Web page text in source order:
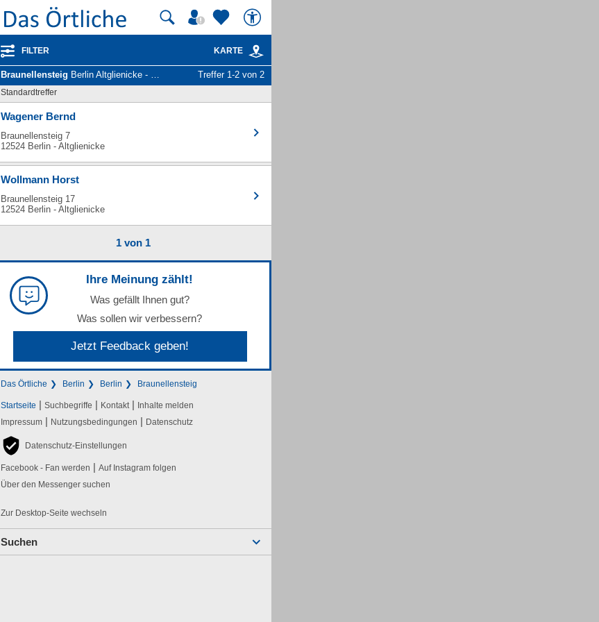
FILTER KARTE
Braunellensteig Berlin Altglienicke - Unternehmen und Personen Treffer 1-2 von 2
Standardtreffer
Wagener Bernd
Braunellensteig 7
12524 Berlin - Altglienicke
Wollmann Horst
Braunellensteig 17
12524 Berlin - Altglienicke
1 von 1
Ihre Meinung zählt!
Was gefällt Ihnen gut?
Was sollen wir verbessern?
Jetzt Feedback geben!
Das Örtliche Berlin Berlin Braunellensteig
Startseite | Suchbegriffe | Kontakt | Inhalte melden
Impressum | Nutzungsbedingungen | Datenschutz
Datenschutz-Einstellungen
Facebook - Fan werden | Auf Instagram folgen
Über den Messenger suchen
Zur Desktop-Seite wechseln
Suchen